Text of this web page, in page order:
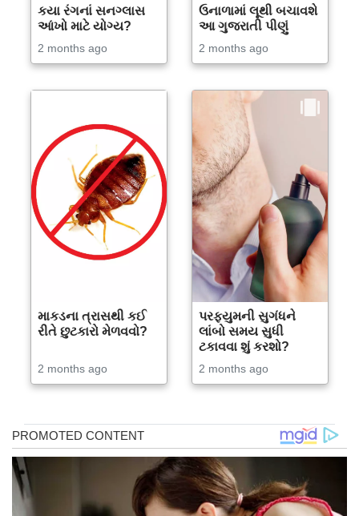
કયા રંગનાં સનગ્લાસ
આંખો માટે યોગ્ય?
2 months ago
ઉનાળામાં લૂથી બચાવશે
આ ગુજરાતી પીણું
2 months ago
માકડના ત્રાસથી કઈ
રીતે છુટકારો મેળવવો?
2 months ago
પરફ્યુમની સુગંધને
લાંબો સમય સુધી
ટકાવવા શું કરશો?
2 months ago